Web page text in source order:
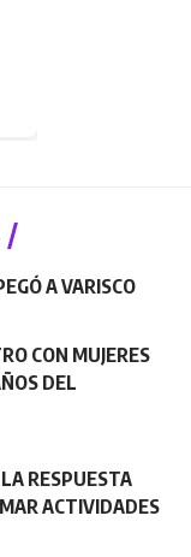
A VARISCO
CON MUJERES
DEL
RESPUESTA
ACTIVIDADES